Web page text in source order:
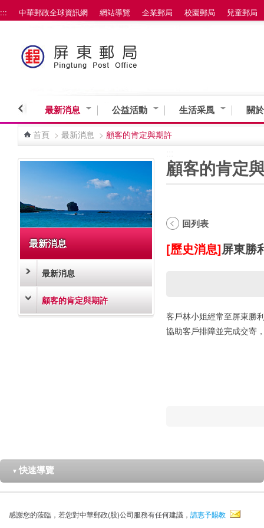
跳到主要內容區塊
::: 中華郵政全球資訊網 網站導覽 企業郵局 校園郵局 兒童郵局
最新消息 公益活動 生活采風 關
首頁 > 最新消息 > 顧客的肯定與期許
最新消息
最新消息
顧客的肯定與期許
顧客的肯定
回列表
[歷史消息]屏東勝
客戶林小姐經常至屏東勝
協助客戶排障並完成交寄
▼ 快速導覽
感謝您的蒞臨，若您對中華郵政(股)公司服務有任何建議， 請惠予賜教